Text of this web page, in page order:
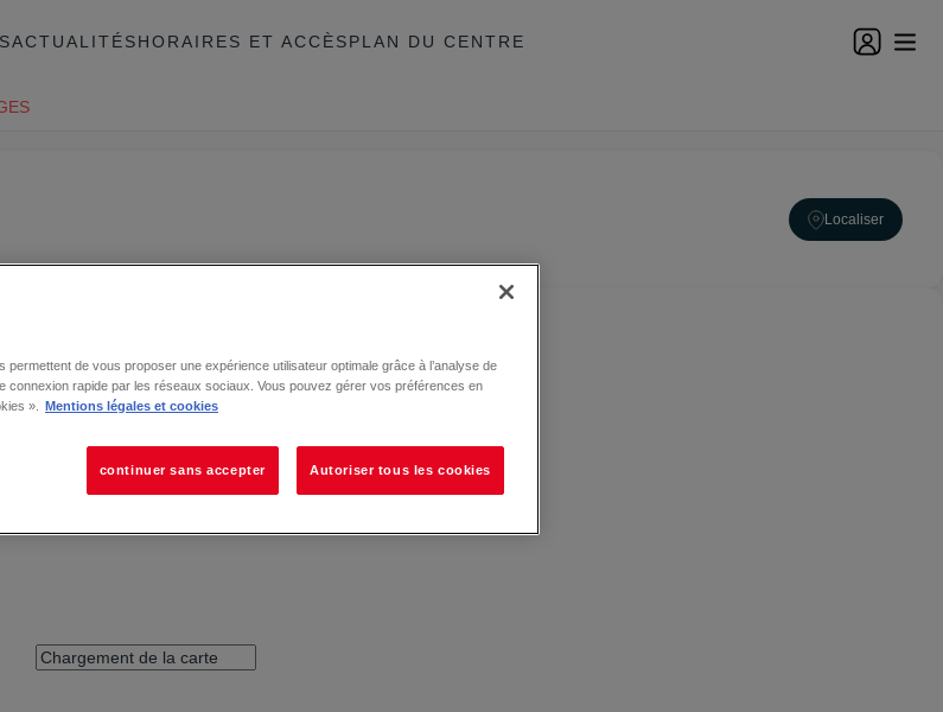
ACTUALITÉSHORAIRES ET ACCÈSPLAN DU CENTRE
Localiser
permettent de vous proposer une expérience utilisateur optimale grâce à l’analyse de
connexion rapide par les réseaux sociaux. Vous pouvez gérer vos préférences en
».
Mentions légales et cookies
continuer sans accepter Autoriser tous les cookies